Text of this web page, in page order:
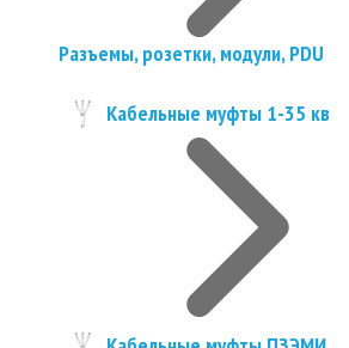
Разъемы, розетки, модули, PDU
Кабельные муфты 1-35 кв